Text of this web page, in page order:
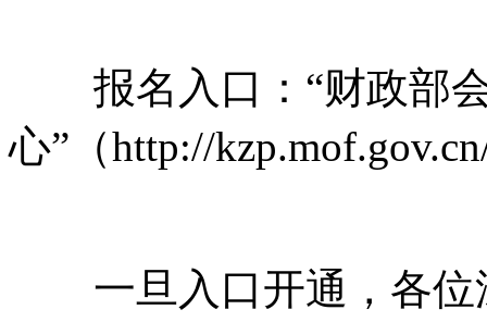
报名入口：“财政部会
心”（http://
一旦入口开通，各位